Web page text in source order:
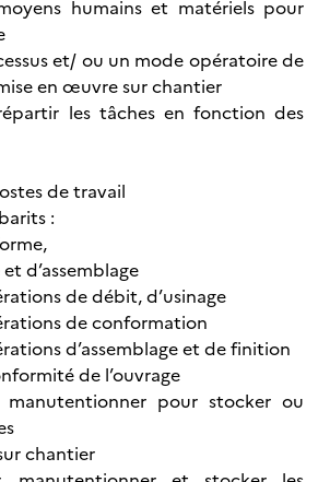
humains et matériels pour
et/ ou un mode opératoire de
en œuvre sur chantier
les tâches en fonction des
de travail
:
d’assemblage
de débit, d’usinage
de conformation
d’assemblage et de finition
de l’ouvrage
manutentionner pour stocker ou
chantier